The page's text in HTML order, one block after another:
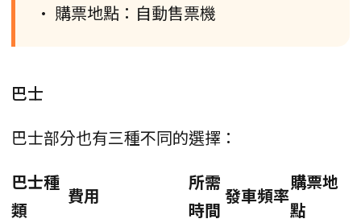
• 購票地點：自動售票機
巴士
巴士部分也有三種不同的選擇：
巴士種
類
費用
所需
時間
發車頻率
購票地
點